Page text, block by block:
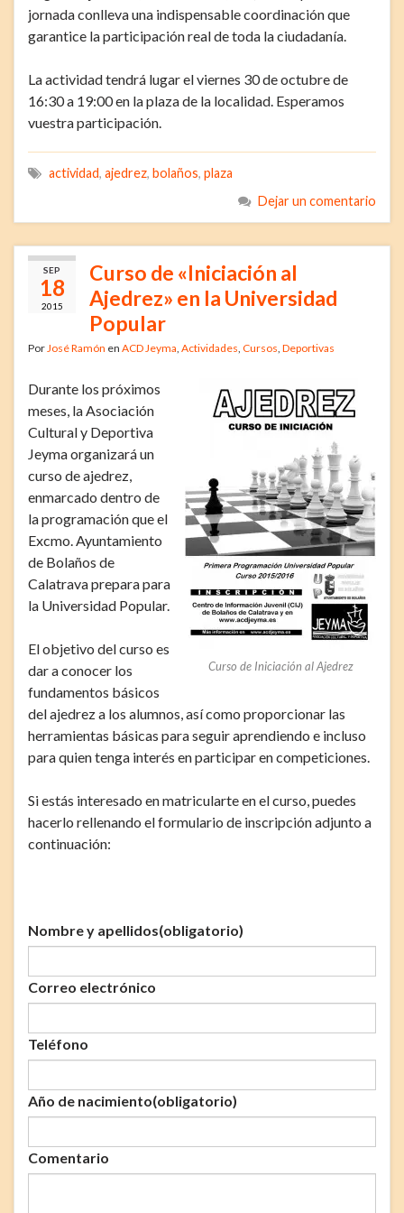
jornada conlleva una indispensable coordinación que
garantice la participación real de toda la ciudadanía.
La actividad tendrá lugar el viernes 30 de octubre de
16:30 a 19:00 en la plaza de la localidad. Esperamos
vuestra participación.
actividad, ajedrez, bolaños, plaza
Dejar un comentario
SEP
18
2015
Curso de «Iniciación al
Ajedrez» en la Universidad
Popular
PorJosé Ramón en ACD Jeyma, Actividades, Cursos, Deportivas
Curso de Iniciación al Ajedrez
Durante los próximos
meses, la Asociación
Cultural y Deportiva
Jeyma organizará un
curso de ajedrez,
enmarcado dentro de
la programación que el
Excmo. Ayuntamiento
de Bolaños de
Calatrava prepara para
la Universidad Popular.
El objetivo del curso es
dar a conocer los
fundamentos básicos
del ajedrez a los alumnos, así como proporcionar las
herramientas básicas para seguir aprendiendo e incluso
para quien tenga interés en participar en competiciones.
Si estás interesado en matricularte en el curso, puedes
hacerlo rellenando el formulario de inscripción adjunto a
continuación:
Nombre y apellidos(obligatorio)
Correo electrónico
Teléfono
Año de nacimiento(obligatorio)
Comentario